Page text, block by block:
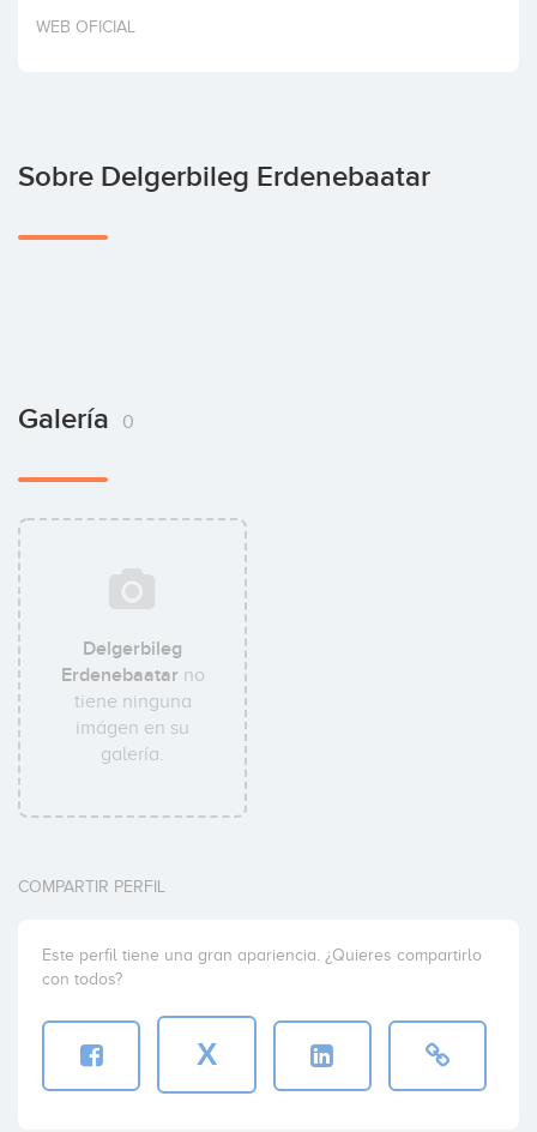
Invertir
WEB OFICIAL
Sobre Delgerbileg Erdenebaatar
Galería 0
Delgerbileg
Erdenebaatar no
tiene ninguna
imágen en su
galería.
COMPARTIR PERFIL
Este perfil tiene una gran apariencia. ¿Quieres compartirlo
con todos?
X